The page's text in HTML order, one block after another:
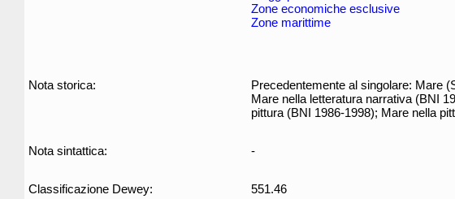
Zone economiche esclusive
Zone marittime
Nota storica:
Precedentemente al singolare: Mare
Mare nella letteratura narrativa (BNI
pittura (BNI 1986-1998); Mare nella
Nota sintattica: -
Classificazione Dewey: 551.46